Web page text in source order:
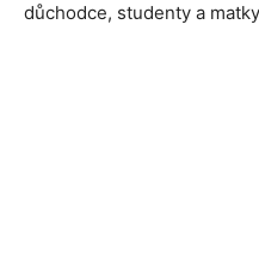
důchodce, studenty a